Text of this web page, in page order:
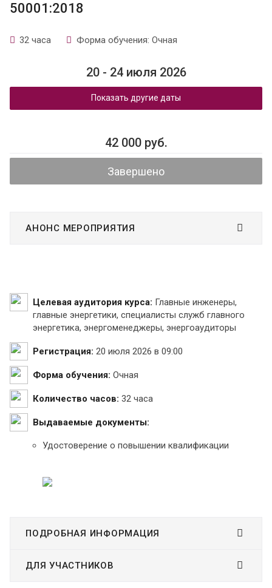
50001:2018
32 часа Форма обучения: Очная
20 - 24 июля 2026
Показать другие даты
42 000 руб.
Завершено
АНОНС МЕРОПРИЯТИЯ
Целевая аудитория курса: Главные инженеры,
главные энергетики, специалисты служб главного
энергетика, энергоменеджеры, энергоаудиторы
Регистрация: 20 июля 2026 в 09:00
Форма обучения: Очная
Количество часов: 32 часа
Выдаваемые документы:
Удостоверение о повышении квалификации
ПОДРОБНАЯ ИНФОРМАЦИЯ
ДЛЯ УЧАСТНИКОВ